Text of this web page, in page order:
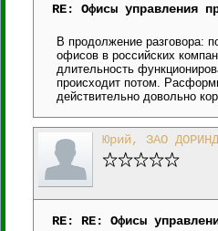
RE: Офисы управления
В продолжение разговора:
офисов в российских
длительность
происходит потом.
действительно довольно
Юрий, ЗАО
RE: RE: Офисы